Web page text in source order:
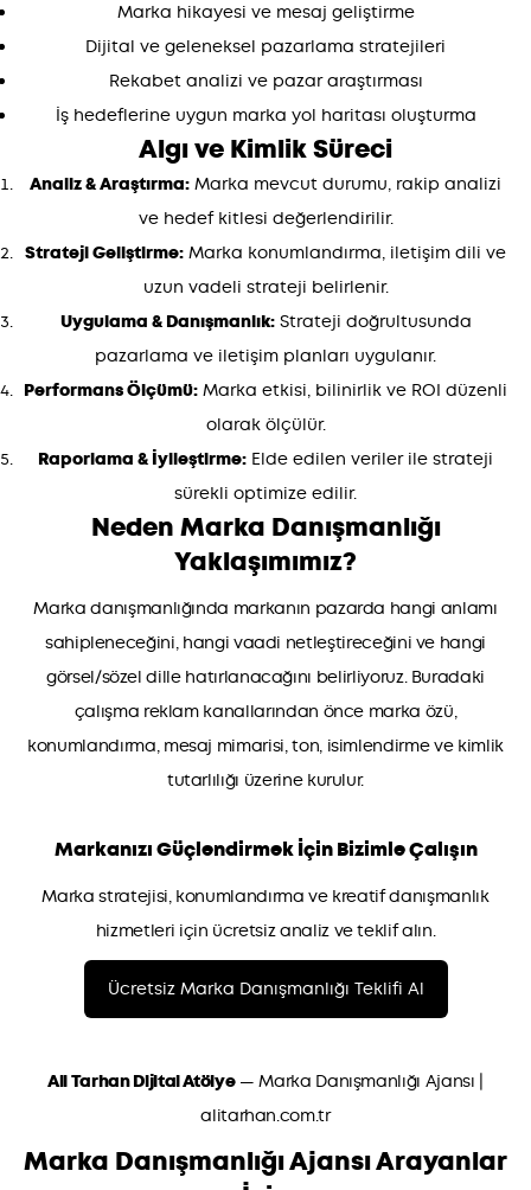
Marka hikayesi ve mesaj geliştirme
Dijital ve geleneksel pazarlama stratejileri
Rekabet analizi ve pazar araştırması
İş hedeflerine uygun marka yol haritası oluşturma
Algı ve Kimlik Süreci
Analiz & Araştırma: Marka mevcut durumu, rakip analizi
ve hedef kitlesi değerlendirilir.
Strateji Geliştirme: Marka konumlandırma, iletişim dili ve
uzun vadeli strateji belirlenir.
Uygulama & Danışmanlık:Strateji doğrultusunda
pazarlama ve iletişim planları uygulanır.
Performans Ölçümü: Marka etkisi, bilinirlik ve ROI düzenli
olarak ölçülür.
Raporlama & İyileştirme: Elde edilen veriler ile strateji
sürekli optimize edilir.
Neden Marka Danışmanlığı
Yaklaşımımız?
Marka danışmanlığında markanın pazarda hangi anlamı
sahipleneceğini, hangi vaadi netleştireceğini ve hangi
görsel/sözel dille hatırlanacağını belirliyoruz. Buradaki
çalışma reklam kanallarından önce marka özü,
konumlandırma, mesaj mimarisi, ton, isimlendirme ve kimlik
tutarlılığı üzerine kurulur.
Markanızı Güçlendirmek İçin Bizimle Çalışın
Marka stratejisi, konumlandırma ve kreatif danışmanlık
hizmetleri için ücretsiz analiz ve teklif alın.
Ücretsiz Marka Danışmanlığı Teklifi Al
Ali Tarhan Dijital Atölye— Marka Danışmanlığı Ajansı |
alitarhan.com.tr
Marka Danışmanlığı Ajansı Arayanlar